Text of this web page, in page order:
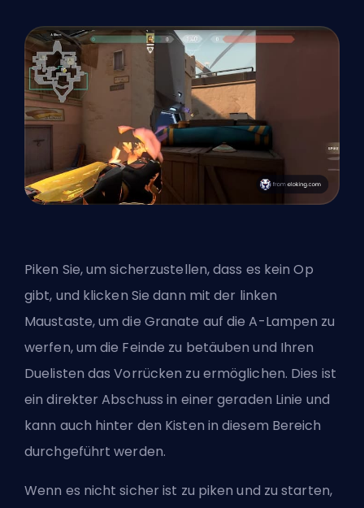
Piken Sie, um sicherzustellen, dass es kein Op
gibt, und klicken Sie dann mit der linken
Maustaste, um die Granate auf die A-Lampen zu
werfen, um die Feinde zu betäuben und Ihren
Duelisten das Vorrücken zu ermöglichen. Dies ist
ein direkter Abschuss in einer geraden Linie und
kann auch hinter den Kisten in diesem Bereich
durchgeführt werden.
Wenn es nicht sicher ist zu piken und zu starten,